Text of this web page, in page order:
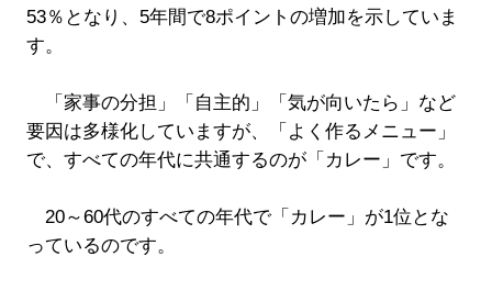
53％となり、5年間で8ポイントの増加を示していま
す。
「家事の分担」「自主的」「気が向いたら」など
要因は多様化していますが、「よく作るメニュー」
で、すべての年代に共通するのが「カレー」です。
20～60代のすべての年代で「カレー」が1位とな
っているのです。